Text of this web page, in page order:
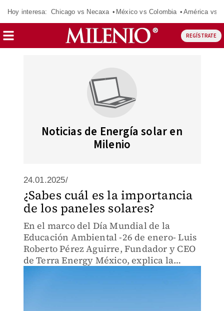
Hoy interesa: Chicago vs Necaxa México vs Colombia América vs
REGÍSTRATE
Noticias de Energía solar en
Milenio
24.01.2025/
¿Sabes cuál es la importancia
de los paneles solares?
En el marco del Día Mundial de la
Educación Ambiental -26 de enero- Luis
Roberto Pérez Aguirre, Fundador y CEO
de Terra Energy México, explica la